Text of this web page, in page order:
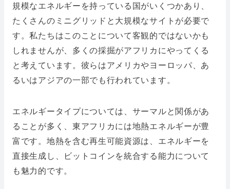
規模なエネルギーを持っている国がいくつかあり、
たくさんのミニグリッドと大規模なサイトが必要で
す。私たちはこのことについて客観的ではないかも
しれませんが、多くの採掘がアフリカにやってくる
と考えています。彼らはアメリカやヨーロッパ、あ
るいはアジアの一部でも行われています。
エネルギータイプについては、サーマルと関係があ
ることが多く、東アフリカには地熱エネルギーが豊
富です。地熱を含む再生可能資源は、エネルギーを
直接生成し、ビットコインを統合する能力について
も魅力的です。